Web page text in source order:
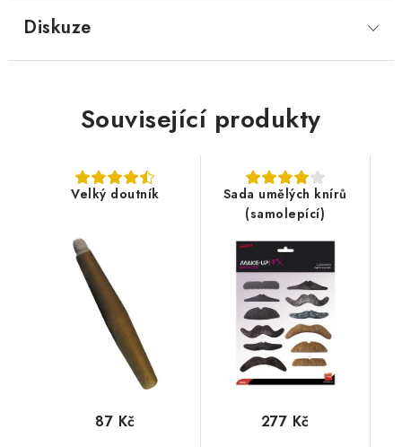
Diskuze
Související produkty
Velký doutník
87 Kč
Sada umělých knírů
(samolepící)
277 Kč